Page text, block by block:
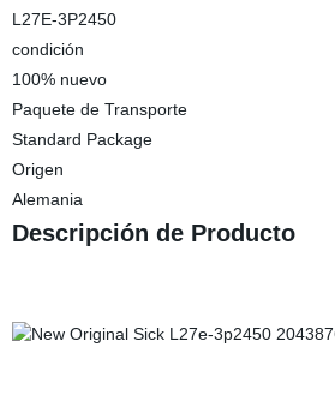
L27E-3P2450
condición
100% nuevo
Paquete de Transporte
Standard Package
Origen
Alemania
Descripción de Producto